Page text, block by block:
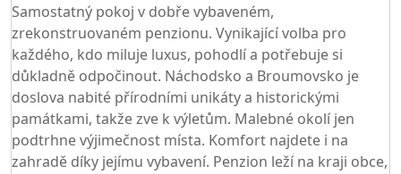
Samostatný pokoj v dobře vybaveném,
zrekonstruovaném penzionu. Vynikající volba pro
každého, kdo miluje luxus, pohodlí a potřebuje si
důkladně odpočinout. Náchodsko a Broumovsko je
doslova nabité přírodními unikáty a historickými
památkami, takže zve k výletům. Malebné okolí jen
podtrhne výjimečnost místa. Komfort najdete i na
zahradě díky jejímu vybavení. Penzion leží na kraji obce,